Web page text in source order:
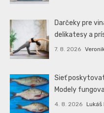
Darčeky pre
delikatesy a
7. 8. 2026
Sieť
Modely
4. 8. 2026 Lukáš